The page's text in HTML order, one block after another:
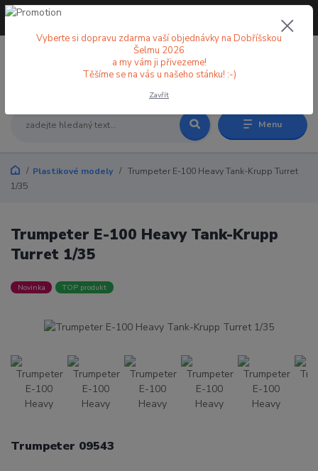
Menu
+420 773 998 582
Plastikové modely
Trumpeter E-100 Heavy Tank-Krupp Turret
1/35
Trumpeter E-100 Heavy Tank-Krupp
Turret 1/35
Novinka TOP produkt
Trumpeter 09543
Vyberte si dopravu zdarma vaší objednávky na Dobříšskou
Šelmu 2026
a my vám ji přivezeme!
Těšíme se na vás u našeho stánku! :-)
Zavřít